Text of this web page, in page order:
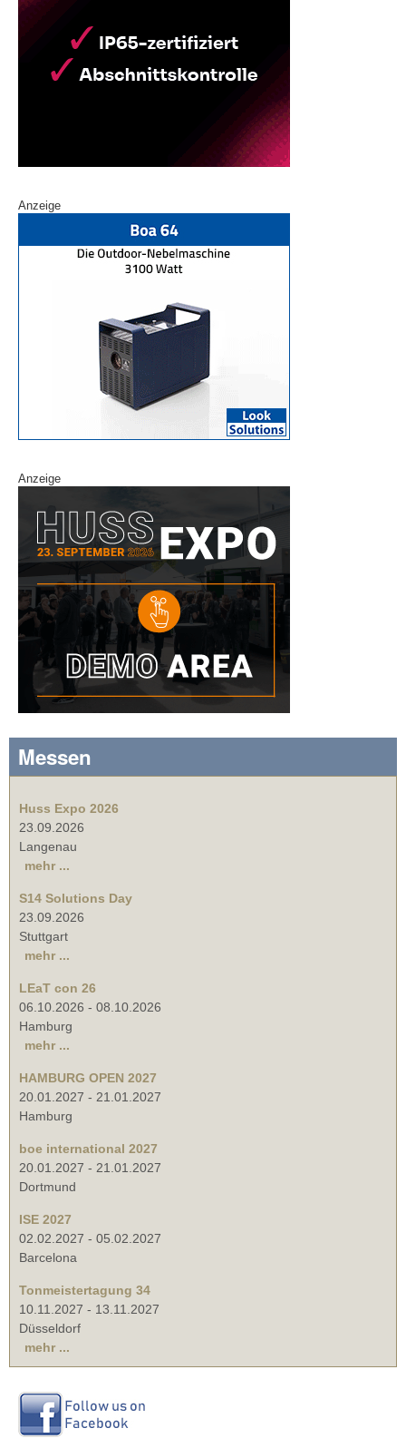
Anzeige
Anzeige
Messen
Huss Expo 2026
23.09.2026
Langenau
mehr ...
S14 Solutions Day
23.09.2026
Stuttgart
mehr ...
LEaT con 26
06.10.2026 - 08.10.2026
Hamburg
mehr ...
HAMBURG OPEN 2027
20.01.2027 - 21.01.2027
Hamburg
boe international 2027
20.01.2027 - 21.01.2027
Dortmund
ISE 2027
02.02.2027 - 05.02.2027
Barcelona
Tonmeistertagung 34
10.11.2027 - 13.11.2027
Düsseldorf
mehr ...